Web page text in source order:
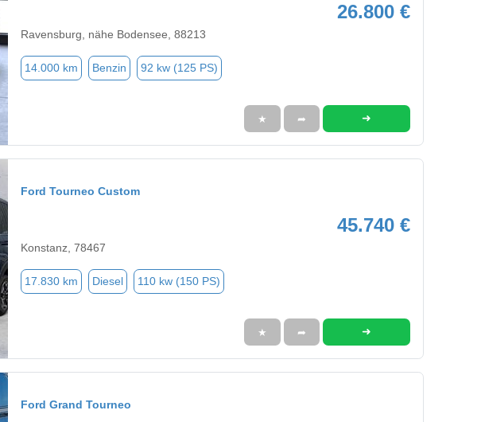
26.800 €
Ravensburg, nähe Bodensee, 88213
14.000 km Benzin 92 kw (125 PS)
★ ➦ ➜
Ford Tourneo Custom
45.740 €
Konstanz, 78467
17.830 km Diesel 110 kw (150 PS)
★ ➦ ➜
Ford Grand Tourneo